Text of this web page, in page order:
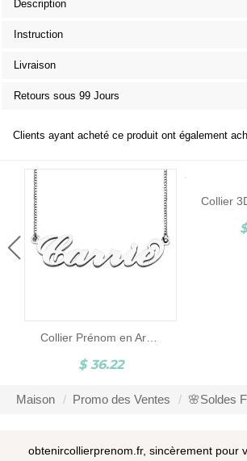
Description
Instruction
Livraison
Retours sous 99 Jours
Clients ayant acheté ce produit ont également
Collier Prénom en Argent Style Carrie
$ 36.22
Maison Promo des Ventes 🌸Soldes
obtenircollierprenom.fr, sincèrement pour